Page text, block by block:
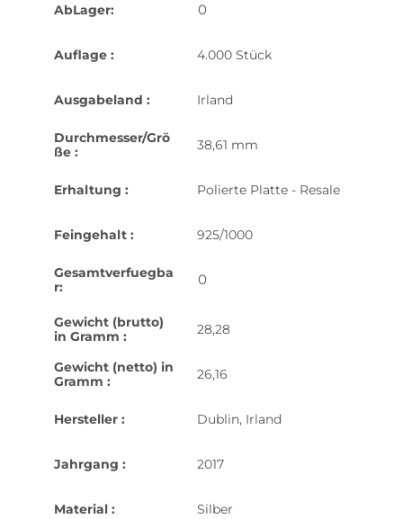
AbLager: 0
Auflage : 4.000 Stück
Ausgabeland : Irland
Durchmesser/Grö
ße :
38,61 mm
Erhaltung : Polierte Platte - Resale
Feingehalt : 925/1000
Gesamtverfuegba
r:
0
Gewicht (brutto)
in Gramm :
28,28
Gewicht (netto) in
Gramm :
26,16
Hersteller : Dublin, Irland
Jahrgang : 2017
Material : Silber